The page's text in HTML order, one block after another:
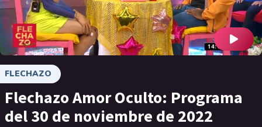
FLECHAZO
Flechazo Amor Oculto: Programa
del 30 de noviembre de 2022